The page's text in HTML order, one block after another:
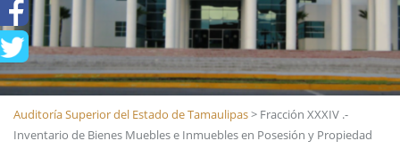
Auditoría Superior del Estado de Tamaulipas> Fracción XXXIV .-
Inventario de Bienes Muebles e Inmuebles en Posesión y Propiedad